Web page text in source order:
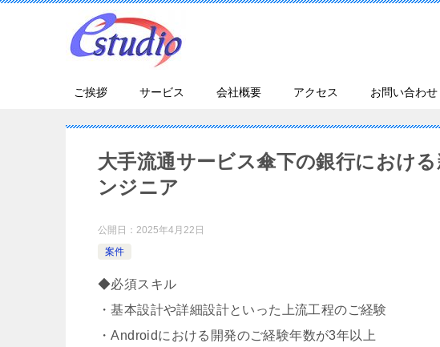
ご挨拶 サービス 会社概要 アクセス お問い合わせ
大手流通サービス傘下の銀行におけ
ンジニア
公開日： 2025年4月22日
案件
◆必須スキル
・基本設計や詳細設計といった上流工程のご経験
・Androidにおける開発のご経験年数が3年以上